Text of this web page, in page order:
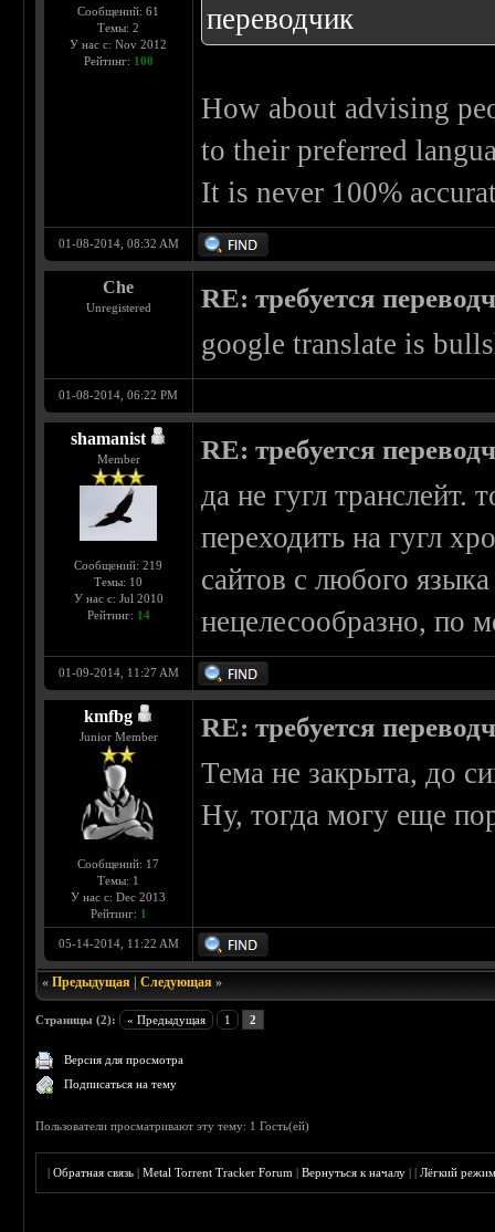
Сообщений: 61
Темы: 2
У нас с: Nov 2012
Рейтинг: 100
переводчик
How about advising
to their preferred
It is never 100%
01-08-2014, 08:32 AM
Che
Unregistered RE: требуется
google translate is
01-08-2014, 06:22 PM
shamanist
Member
Сообщений: 219
Темы: 10
У нас с: Jul 2010
Рейтинг: 14
RE: требуется
да не гугл транслейт.
переходить на гугл
сайтов с любого
нецелесообразно, по
01-09-2014, 11:27 AM
kmfbg
Junior Member
Сообщений: 17
Темы: 1
У нас с: Dec 2013
Рейтинг: 1
RE: требуется
Тема не закрыта, до
Ну, тогда могу еще
05-14-2014, 11:22 AM
«Предыдущая |Следующая »
Страницы (2): « Предыдущая 1 2
Версия для просмотра
Подписаться на тему
Пользователи просматривают эту тему: 1 Гость(ей)
|Обратная связь |Metal Torrent Tracker Forum |Вернуться к началу ||Лёгкий